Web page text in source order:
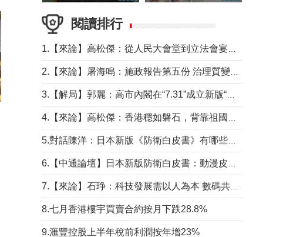
閱讀排行
8.七月香港樓宇買賣合約按月下跌28.8%
9.滙豐控股上半年稅前利潤按年增23%